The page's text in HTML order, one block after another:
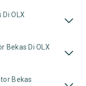
OLX
Bekas Di OLX
Bekas